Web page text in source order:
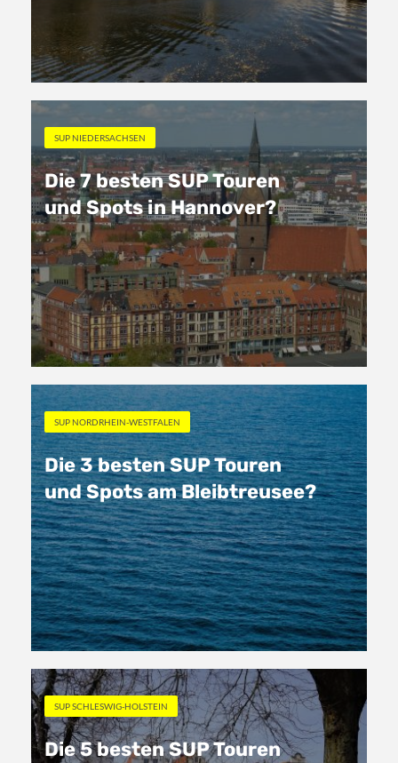
SUP NIEDERSACHSEN
Die 7 besten SUP Touren
und Spots in Hannover?
SUP NORDRHEIN-WESTFALEN
Die 3 besten SUP Touren
und Spots am Bleibtreusee?
SUP SCHLESWIG-HOLSTEIN
Die 5 besten SUP Touren